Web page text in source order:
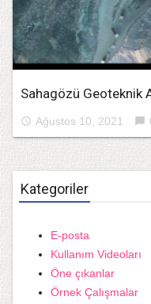
Sahagözü Geoteknik
access_time Ağustos 10, 2021 chat_bubble
Kategoriler
E-posta
Kullanım Videoları
Öne çıkanlar
Örnek Çalışmalar